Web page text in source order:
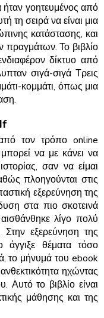
γοητευμένος από
τη σειρά να είναι μια
κατάστασης, και
πραγμάτων. Το βιβλίο
δίκτυο από
σιγά-σιγά Τρεις
κομμάτι, όπως μια
τον τρόπο online
να με κάνει να
σαν να είμαι
πλοηγούνται στις
εξερεύνηση της
στα πιο σκοτεινά
λίγο πολύ
εξερεύνηση της
άγγιξε θέματα τόσο
το μήνυμά του ebook
ηχώντας
Αυτό το βιβλίο είναι
μάθησης και της